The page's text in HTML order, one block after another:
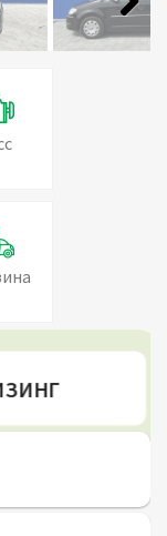
Next